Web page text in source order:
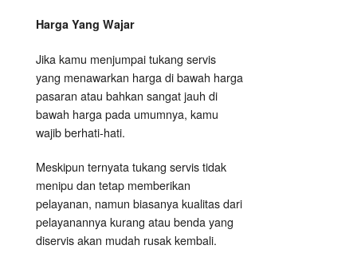
Harga Yang Wajar
Jika kamu menjumpai tukang servis
yang menawarkan harga di bawah harga
pasaran atau bahkan sangat jauh di
bawah harga pada umumnya, kamu
wajib berhati-hati.
Meskipun ternyata tukang servis tidak
menipu dan tetap memberikan
pelayanan, namun biasanya kualitas dari
pelayanannya kurang atau benda yang
diservis akan mudah rusak kembali.